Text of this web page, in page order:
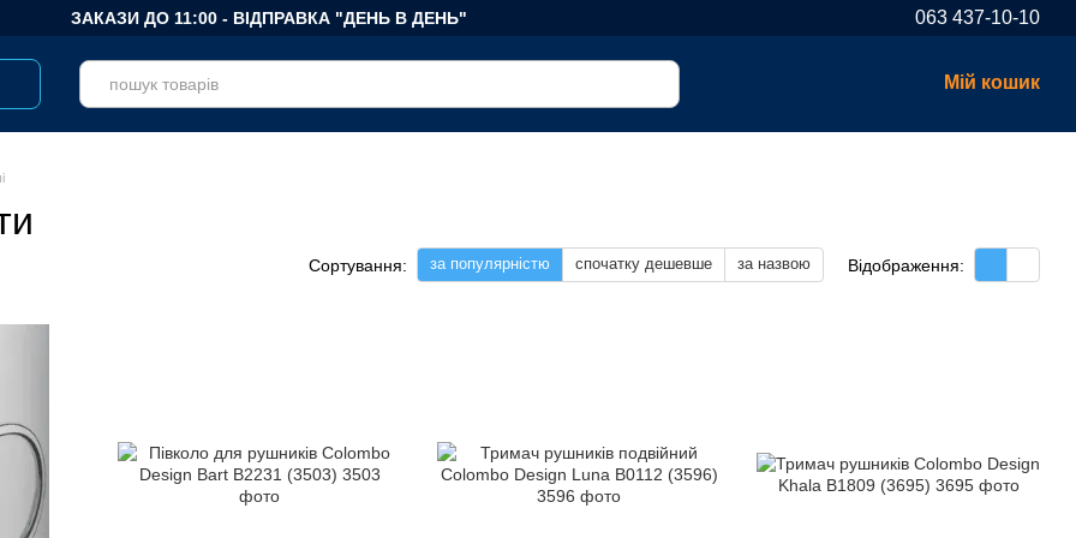
ЗАКАЗИ ДО 11:00 - ВІДПРАВКА "ДЕНЬ В ДЕНЬ" 063 437-10-10
Мій кошик
Сортування: за популярністю спочатку дешевше за назвою Відображення: